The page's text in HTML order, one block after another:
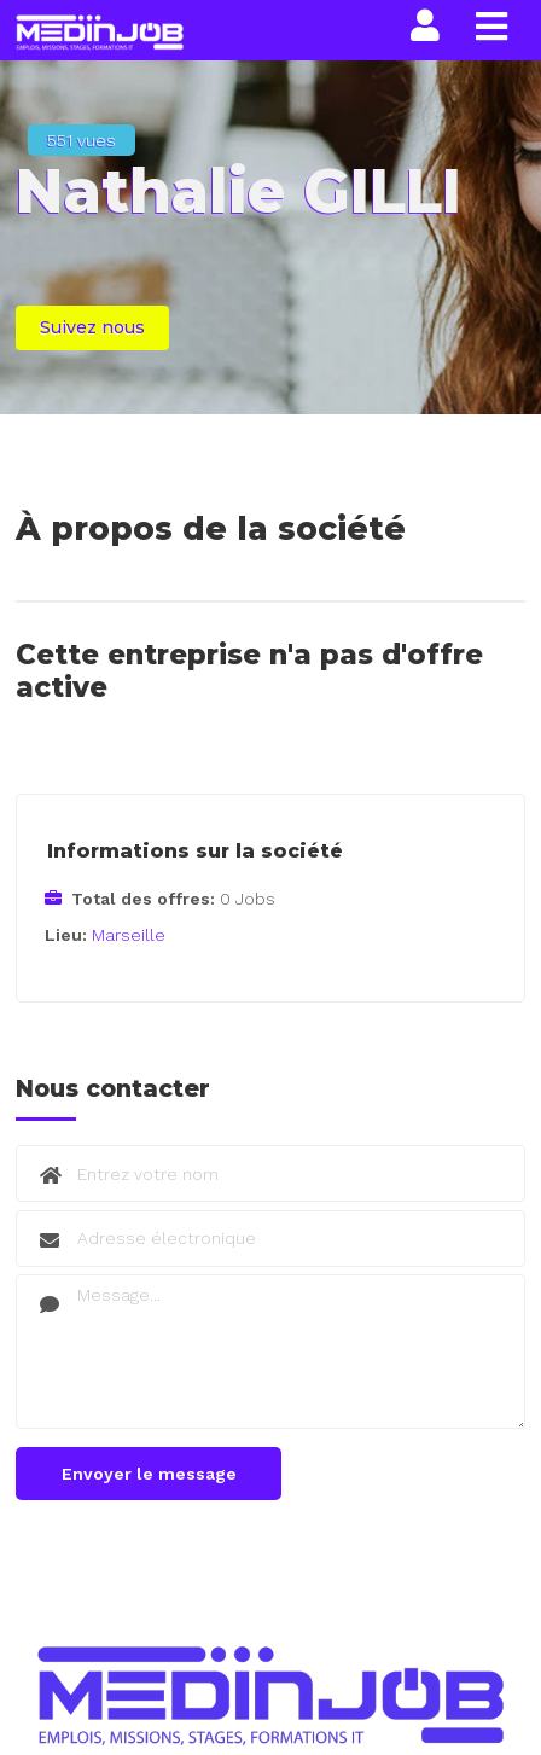
551 vues
Nathalie GILLI
Suivez nous
À propos de la société
Cette entreprise n'a pas d'offre
active
Informations sur la société
Total des offres: 0 Jobs
Lieu: Marseille
Nous contacter
Envoyer le message